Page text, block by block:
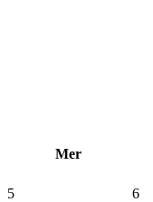
Mer
5
6